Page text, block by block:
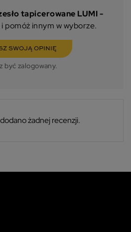
tapicerowane LUMI -
i pomóż innym w wyborze.
SWOJĄ OPINIĘ
być zalogowany.
żadnej recenzji.